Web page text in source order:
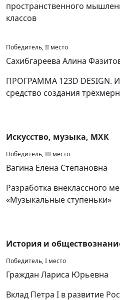
пространственного
классов
Победитель, II место
Сахибгареева Алина
ПРОГРАММА 123D DESIGN.
средство создания
Искусство, музыка, МХК
Победитель, III место
Вагина Елена Степановна
Разработка внеклассного
«Музыкальные ступеньки»
История и
Победитель, I место
Граждан Лариса Юрьевна
Вклад Петра I в развитие